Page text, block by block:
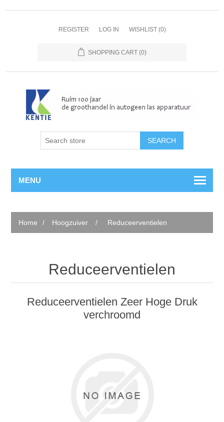
REGISTER LOG IN WISHLIST (0)
SHOPPING CART (0)
MENU
Home / Hoogzuiver / Reduceerventielen
Reduceerventielen
Reduceerventielen Zeer Hoge Druk
verchroomd